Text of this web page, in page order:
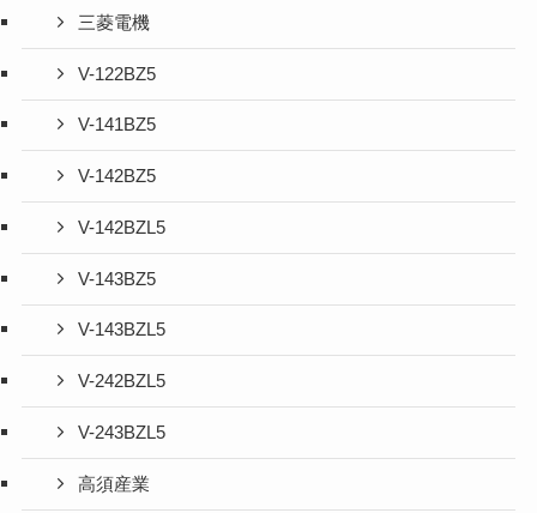
三菱電機
V-122BZ5
V-141BZ5
V-142BZ5
V-142BZL5
V-143BZ5
V-143BZL5
V-242BZL5
V-243BZL5
高須産業